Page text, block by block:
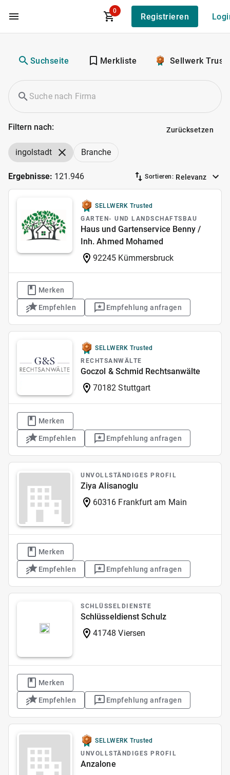
Zum Hauptinhalt
0
Registrieren
Suchseite Merkliste Sellwerk
Filtern nach: Zurücksetzen
ingolstadt Branche
Ergebnisse: 121.946 Sortieren: Relevanz
SELLWERK Trusted
GARTEN- UND LANDSCHAFTSBAU
Haus und Gartenservice Benny /
Inh. Ahmed Mohamed
92245 Kümmersbruck
Merken
Empfehlen Empfehlung anfragen
SELLWERK Trusted
RECHTSANWÄLTE
Goczol & Schmid Rechtsanwälte
70182 Stuttgart
Merken
Empfehlen Empfehlung anfragen
UNVOLLSTÄNDIGES PROFIL
Ziya Alisanoglu
60316 Frankfurt am Main
Merken
Empfehlen Empfehlung anfragen
SCHLÜSSELDIENSTE
Schlüsseldienst Schulz
41748 Viersen
Merken
Empfehlen Empfehlung anfragen
SELLWERK Trusted
UNVOLLSTÄNDIGES PROFIL
Anzalone